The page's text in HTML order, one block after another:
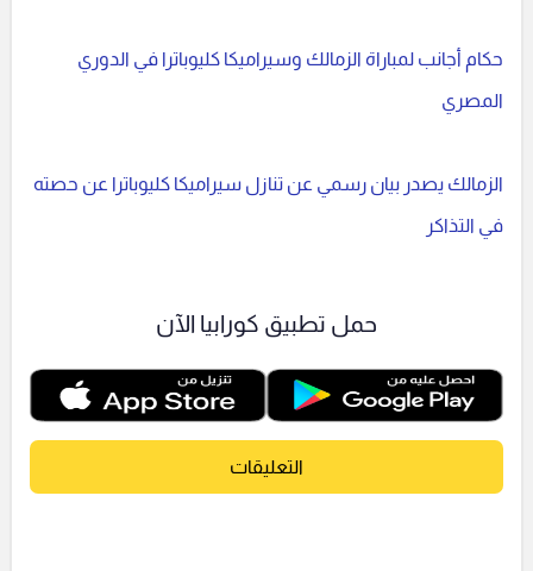
حكام أجانب لمباراة الزمالك وسيراميكا كليوباترا في الدوري
المصري
الزمالك يصدر بيان رسمي عن تنازل سيراميكا كليوباترا عن حصته
في التذاكر
حمل تطبيق كورابيا الآن
التعليقات